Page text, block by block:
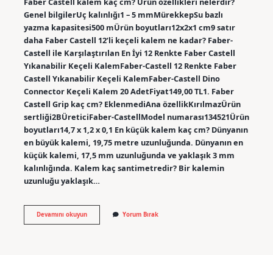
Genel bilgilerUç kalınlığı1 – 5 mmMürekkepSu bazlı
yazma kapasitesi500 mÜrün boyutları12x2x1 cm9 satır
daha Faber Castell 12’li keçeli kalem ne kadar? Faber-
Castell ile Karşılaştırılan En İyi 12 Renkte Faber Castell
Yıkanabilir Keçeli KalemFaber-Castell 12 Renkte Faber
Castell Yıkanabilir Keçeli KalemFaber-Castell Dino
Connector Keçeli Kalem 20 AdetFiyat149,00 TL1. Faber
Castell Grip kaç cm? EklenmediAna özellikKırılmazÜrün
sertliği2BÜreticiFaber-CastellModel numarası134521Ürün
boyutları14,7 x 1,2 x 0,1 En küçük kalem kaç cm? Dünyanın
en büyük kalemi, 19,75 metre uzunluğunda. Dünyanın en
küçük kalemi, 17,5 mm uzunluğunda ve yaklaşık 3 mm
kalınlığında. Kalem kaç santimetredir? Bir kalemin
uzunluğu yaklaşık…
Devamını okuyunFaber-
Castell
Yorum Bırak